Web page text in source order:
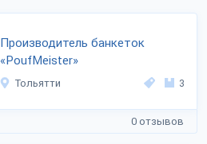
Производитель банкеток
«PoufMeister»
Тольятти 3
0 отзывов